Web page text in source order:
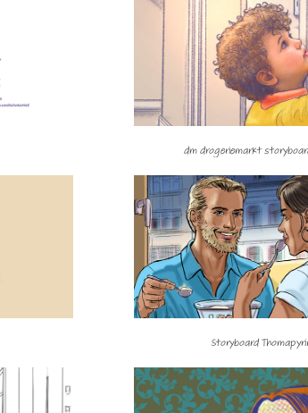
dm drogeriemarkt
Storyboard